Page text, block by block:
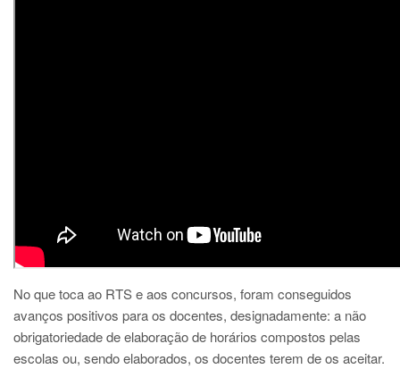
No que toca ao RTS e aos concursos, foram conseguidos
avanços positivos para os docentes, designadamente: a não
obrigatoriedade de elaboração de horários compostos pelas
escolas ou, sendo elaborados, os docentes terem de os aceitar.